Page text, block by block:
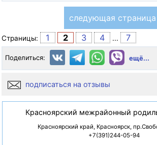
следующая страница
Страницы: 1 2 3 4 ... 7
Поделиться: ещё...
подписаться на отзывы
Красноярский межрайонный
Красноярский край, Красноярск,
+7(391)244-05-94